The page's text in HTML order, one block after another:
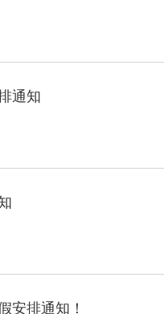
通知
安排通知！